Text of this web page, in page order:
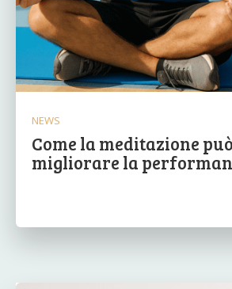
NEWS
Come la meditazione può
migliorare la